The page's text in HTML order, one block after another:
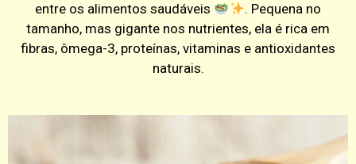
entre os alimentos saudáveis
. Pequena no
tamanho, mas gigante nos nutrientes, ela é rica em
fibras, ômega-3, proteínas, vitaminas e antioxidantes
naturais.